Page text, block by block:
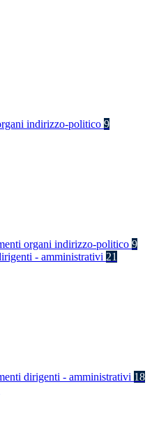
indirizzo-politico 9
organi indirizzo-politico 9
- amministrativi 21
dirigenti - amministrativi 18